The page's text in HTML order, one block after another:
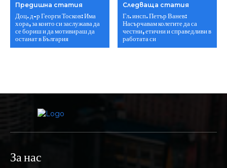
Предишна статия
Доц. д-р Георги Тосков: Има
хора, за които си заслужава да
се бориш и да мотивираш да
останат в България
Следваща статия
Гл. инсп. Петър Ванев:
Насърчавам колегите да са
честни, етични и справедливи в
работата си
За нас